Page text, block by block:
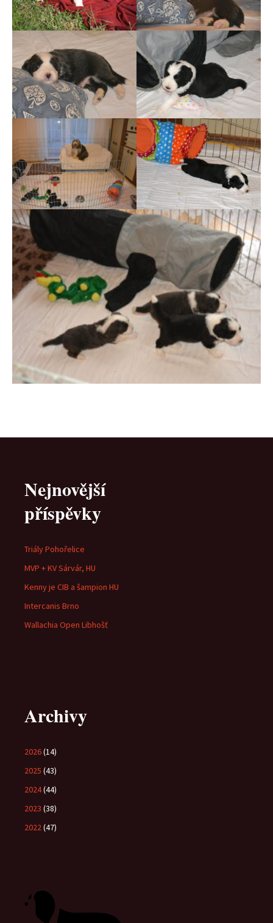
Nejnovější
příspěvky
Triály Pohořelice
MVP + KV Sárvár, HU
Kenny je CIB a šampion HU
Intercanis Brno
Wallachia Open Libhošť
Archivy
2026(14)
2025 (43)
2024(44)
2023 (38)
2022(47)